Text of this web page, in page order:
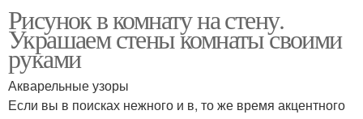
Рисунок в комнату на стену.
Украшаем стены комнаты своими
руками
Акварельные узоры
Если вы в поисках нежного и в, то же время акцентного